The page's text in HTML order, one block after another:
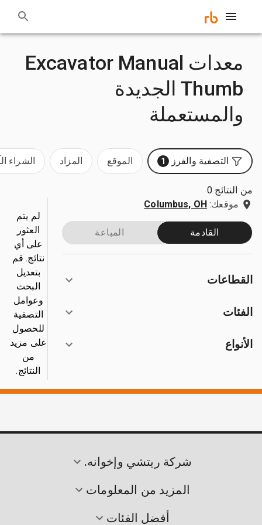
معدات Excavator Manual
Thumb الجديدة
والمستعملة
التصفية والفرز 1 الموقع المزاد الشراء
من النتائج 0
موقعك: Columbus, OH
القادمة المباعة
القطاعات
الفئات
الأنواع
لم يتم
العثور
على أي
نتائج. قم
بتعديل
البحث
وعوامل
التصفية
للحصول
على مزيد
من
النتائج.
شركة ريتشي وإخوانه.
المزيد من المعلومات
أفضل الفئات